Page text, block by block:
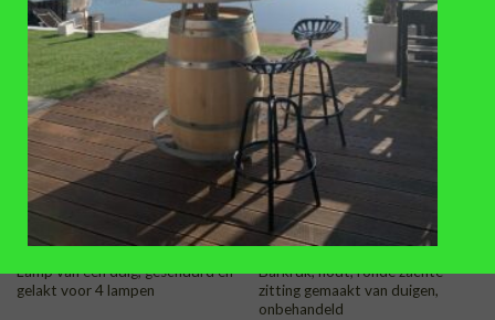
TOEVOEGEN
VERLANGLIJST
Lamp van een duig, geschuurd en
gelakt voor 4 lampen
AAN
VERLANGLIJST
Barkruk, hout, ronde zachte
zitting gemaakt van duigen,
onbehandeld